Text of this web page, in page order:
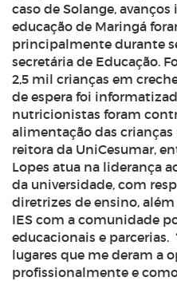
caso de Solange,
educação de Maringá
principalmente durante
secretária de Educação.
2,5 mil crianças em
de espera foi
nutricionistas foram
alimentação das crianças
reitora da UniCesumar,
Lopes atua na liderança
da universidade, com
diretrizes de ensino,
IES com a comunidade
educacionais e parcerias.
lugares que me deram a
profissionalmente e